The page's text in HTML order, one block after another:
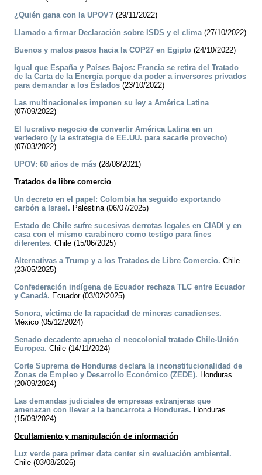
¿Quién gana con la UPOV? (29/11/2022)
Llamado a firmar Declaración sobre ISDS y el clima(27/10/2022)
Buenos ­y malos pasos hacia la COP27 en Egipto (24/10/2022)
Igual que España y Países Bajos: Francia se retira del Tratado
de la Carta de la Energía porque da poder a inversores privados
para demandar a los Estados (23/10/2022)
Las multinacionales imponen su ley a América Latina
(07/09/2022)
El lucrativo negocio de convertir América Latina en un
vertedero (y la estrategia de EE.UU. para sacarle provecho)
(07/03/2022)
UPOV: 60 años de más (28/08/2021)
Tratados de libre comercio
Un decreto en el papel: Colombia ha seguido exportando
carbón a Israel. Palestina (06/07/2025)
Estado de Chile sufre sucesivas derrotas legales en CIADI y en
casa con el mismo carabinero como testigo para fines
diferentes. Chile (15/06/2025)
Alternativas a Trump y a los Tratados de Libre Comercio. Chile
(23/05/2025)
Confederación indígena de Ecuador rechaza TLC entre Ecuador
y Canadá. Ecuador (03/02/2025)
Sonora, víctima de la rapacidad de mineras canadienses.
México (05/12/2024)
Senado decadente aprueba el neocolonial tratado Chile-Unión
Europea. Chile (14/11/2024)
Corte Suprema de Honduras declara la inconstitucionalidad de
Zonas de Empleo y Desarrollo Económico (ZEDE). Honduras
(20/09/2024)
Las demandas judiciales de empresas extranjeras que
amenazan con llevar a la bancarrota a Honduras. Honduras
(15/09/2024)
Ocultamiento y manipulación de información
Luz verde para primer data center sin evaluación ambiental.
Chile (03/08/2026)